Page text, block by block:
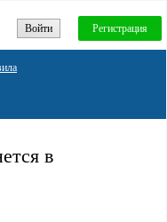
Войти Регистрация
в